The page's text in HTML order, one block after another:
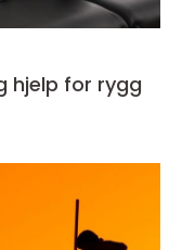
hjelp for rygg